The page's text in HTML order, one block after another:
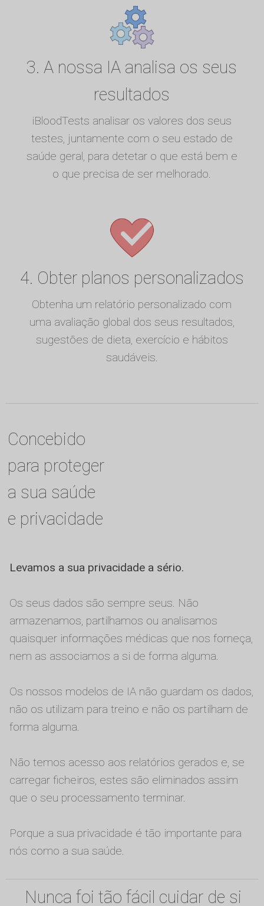
3. A nossa IA analisa os seus
resultados
iBloodTests analisar os valores dos seus
testes, juntamente com o seu estado de
saúde geral, para detetar o que está bem e
o que precisa de ser melhorado.
4. Obter planos personalizados
Obtenha um relatório personalizado com
uma avaliação global dos seus resultados,
sugestões de dieta, exercício e hábitos
saudáveis.
Concebido
para proteger
a sua saúde
e privacidade
Levamos a sua privacidade a sério.
Os seus dados são sempre seus. Não
armazenamos, partilhamos ou analisamos
quaisquer informações médicas que nos forneça,
nem as associamos a si de forma alguma.
Os nossos modelos de IA não guardam os dados,
não os utilizam para treino e não os partilham de
forma alguma.
Não temos acesso aos relatórios gerados e, se
carregar ficheiros, estes são eliminados assim
que o seu processamento terminar.
Porque a sua privacidade é tão importante para
nós como a sua saúde.
Nunca foi tão fácil cuidar de si